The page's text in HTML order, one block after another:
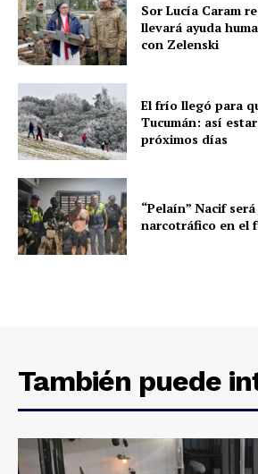
Sor Lucía Caram
llevará ayuda
con Zelenski
El frío llegó para
Tucumán: así
próximos días
“Pelaín” Nacif
narcotráfico en el
También puede